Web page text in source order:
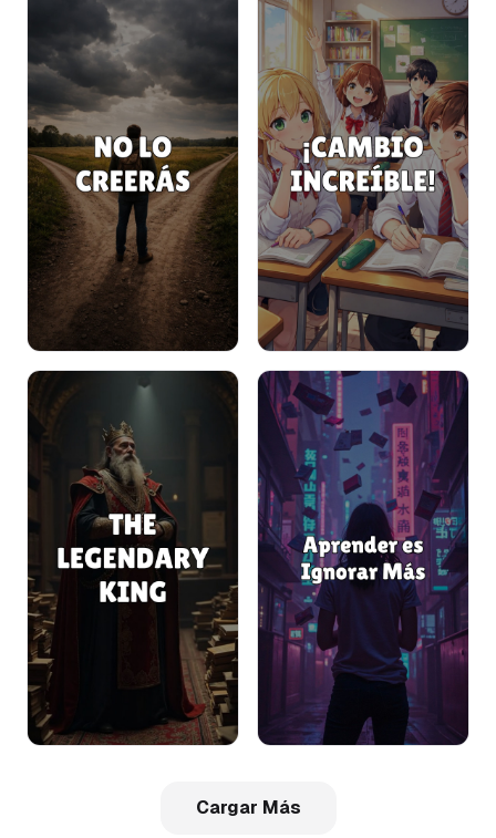
Cargar Más